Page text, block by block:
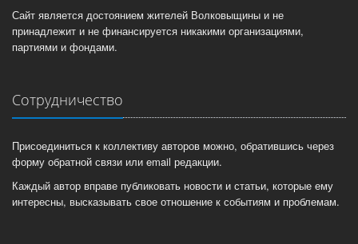
Сайт является достоянием жителей Волковыщины и не
принадлежит и не финансируется никакими организациями,
партиями и фондами.
Сотрудничество
Присоединиться к коллективу авторов можно, обратившись через
форму обратной связи или email редакции.
Каждый автор вправе публиковать новости и статьи, которые ему
интересны, высказывать свое отношение к событиям и проблемам.